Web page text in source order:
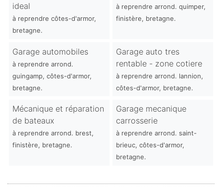
ideal
à reprendre côtes-d'armor,
bretagne.
à reprendre arrond. quimper,
finistère, bretagne.
Garage automobiles
à reprendre arrond.
guingamp, côtes-d'armor,
bretagne.
Garage auto tres
rentable - zone cotiere
à reprendre arrond. lannion,
côtes-d'armor, bretagne.
Mécanique et réparation
de bateaux
à reprendre arrond. brest,
finistère, bretagne.
Garage mecanique
carrosserie
à reprendre arrond. saint-
brieuc, côtes-d'armor,
bretagne.